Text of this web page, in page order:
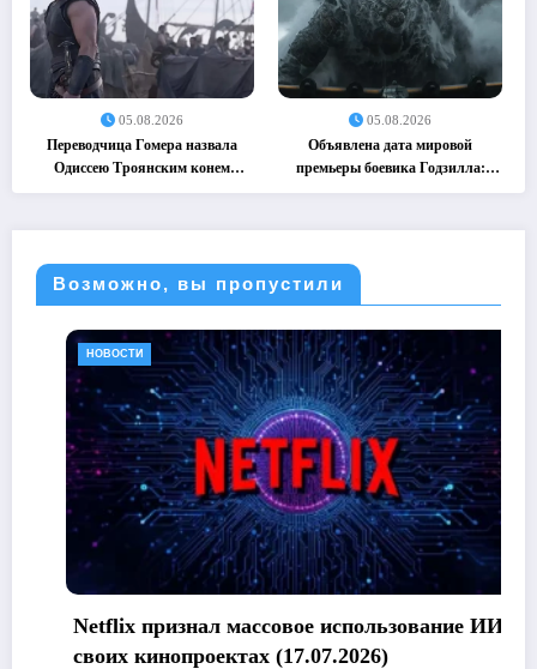
05.08.2026
Переводчица Гомера назвала
Одиссею Троянским конем
(05.08.2026)
05.08.2026
Объявлена дата мировой
премьеры боевика Годзилла:
Минус ноль (05.08.2026)
Возможно, вы пропустили
НОВОСТИ
Netflix признал массовое использование ИИ в
своих кинопроектах (17.07.2026)